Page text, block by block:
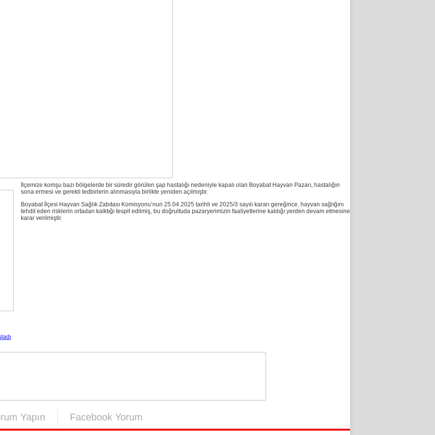
İlçemize komşu bazı bölgelerde bir süredir görülen şap hastalığı nedeniyle kapalı olan Boyabat Hayvan Pazarı, hastalığın
sona ermesi ve gerekli tedbirlerin alınmasıyla birlikte yeniden açılmıştır.
Boyabat İlçesi Hayvan Sağlık Zabıtası Komisyonu’nun 25.04.2025 tarihli ve 2025/3 sayılı kararı gereğince, hayvan sağlığını
tehdit eden risklerin ortadan kalktığı tespit edilmiş, bu doğrultuda pazaryerimizin faaliyetlerine kaldığı yerden devam etmesine
karar verilmiştir.
Yapın Facebook Yorum